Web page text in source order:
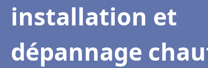
installation et
dépannage